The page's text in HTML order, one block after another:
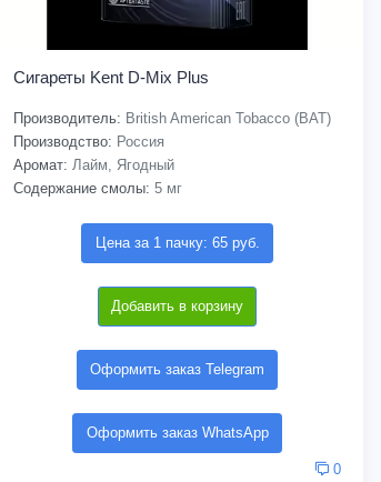
Сигареты Kent D-Mix Plus
Производитель: British American Tobacco (BAT)
Производство: Россия
Аромат: Лайм, Ягодный
Содержание смолы: 5 мг
Цена за 1 пачку: 65 руб.
Добавить в корзину
Оформить заказ Telegram
Оформить заказ WhatsApp
0